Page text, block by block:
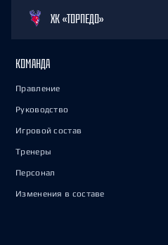
ХК «ТОРПЕДО»
КОМАНДА
Правление
Руководство
Игровой состав
Тренеры
Персонал
Изменения в составе